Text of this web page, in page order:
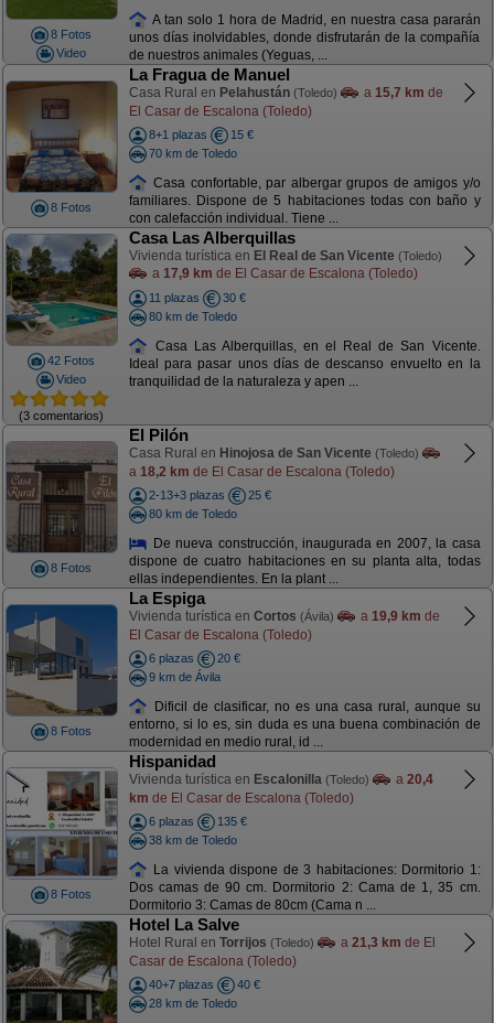
8 Fotos
Video
A tan solo 1 hora de Madrid, en nuestra casa pararán
unos días inolvidables, donde disfrutarán de la compañía
de nuestros animales (Yeguas, ...
8 Fotos
La Fragua de Manuel
Casa Rural en Pelahustán (Toledo) a 15,7 km de
El Casar de Escalona (Toledo)
8+1 plazas
15 €
70 km de Toledo
Casa confortable, par albergar grupos de amigos y/o
familiares. Dispone de 5 habitaciones todas con baño y
con calefacción individual. Tiene ...
42 Fotos
Video
(3 comentarios)
Casa Las Alberquillas
Vivienda turística en El Real de San Vicente (Toledo)
a 17,9 km de El Casar de Escalona (Toledo)
11 plazas
30 €
80 km de Toledo
Casa Las Alberquillas, en el Real de San Vicente.
Ideal para pasar unos días de descanso envuelto en la
tranquilidad de la naturaleza y apen ...
8 Fotos
El Pilón
Casa Rural en Hinojosa de San Vicente (Toledo)
a 18,2 km de El Casar de Escalona (Toledo)
2-13+3 plazas
25 €
80 km de Toledo
De nueva construcción, inaugurada en 2007, la casa
dispone de cuatro habitaciones en su planta alta, todas
ellas independientes. En la plant ...
8 Fotos
La Espiga
Vivienda turística en Cortos (Ávila) a 19,9 km de
El Casar de Escalona (Toledo)
6 plazas
20 €
9 km de Ávila
Dificil de clasificar, no es una casa rural, aunque su
entorno, si lo es, sin duda es una buena combinación de
modernidad en medio rural, id ...
8 Fotos
Hispanidad
Vivienda turística en Escalonilla (Toledo) a 20,4
km de El Casar de Escalona (Toledo)
6 plazas
135 €
38 km de Toledo
La vivienda dispone de 3 habitaciones: Dormitorio 1:
Dos camas de 90 cm. Dormitorio 2: Cama de 1, 35 cm.
Dormitorio 3: Camas de 80cm (Cama n ...
Hotel La Salve
Hotel Rural en Torrijos (Toledo) a 21,3 km de El
Casar de Escalona (Toledo)
40+7 plazas
40 €
28 km de Toledo